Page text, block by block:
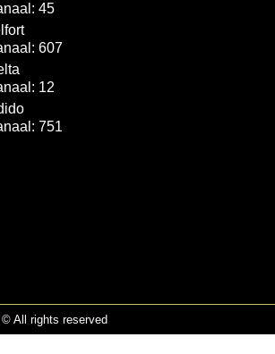
45
607
12
751
All rights reserved